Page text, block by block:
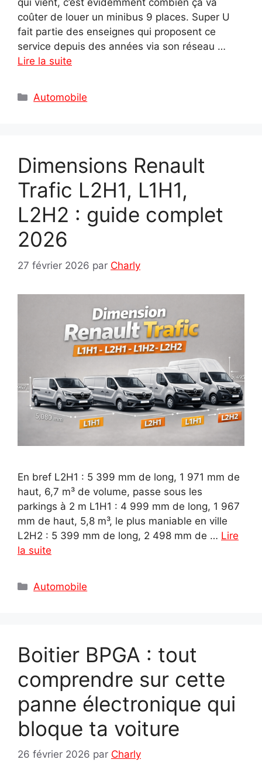
qui vient, c’est évidemment combien ça va
coûter de louer un minibus 9 places. Super U
fait partie des enseignes qui proposent ce
service depuis des années via son réseau …
Lire la suite
Catégories
Automobile
Dimensions Renault
Trafic L2H1, L1H1,
L2H2 : guide complet
2026
27 février 2026 par Charly
En bref L2H1 : 5 399 mm de long, 1 971 mm de
haut, 6,7 m³ de volume, passe sous les
parkings à 2 m L1H1 : 4 999 mm de long, 1 967
mm de haut, 5,8 m³, le plus maniable en ville
L2H2 : 5 399 mm de long, 2 498 mm de … Lire
la suite
Catégories
Automobile
Boitier BPGA : tout
comprendre sur cette
panne électronique qui
bloque ta voiture
26 février 2026 par Charly